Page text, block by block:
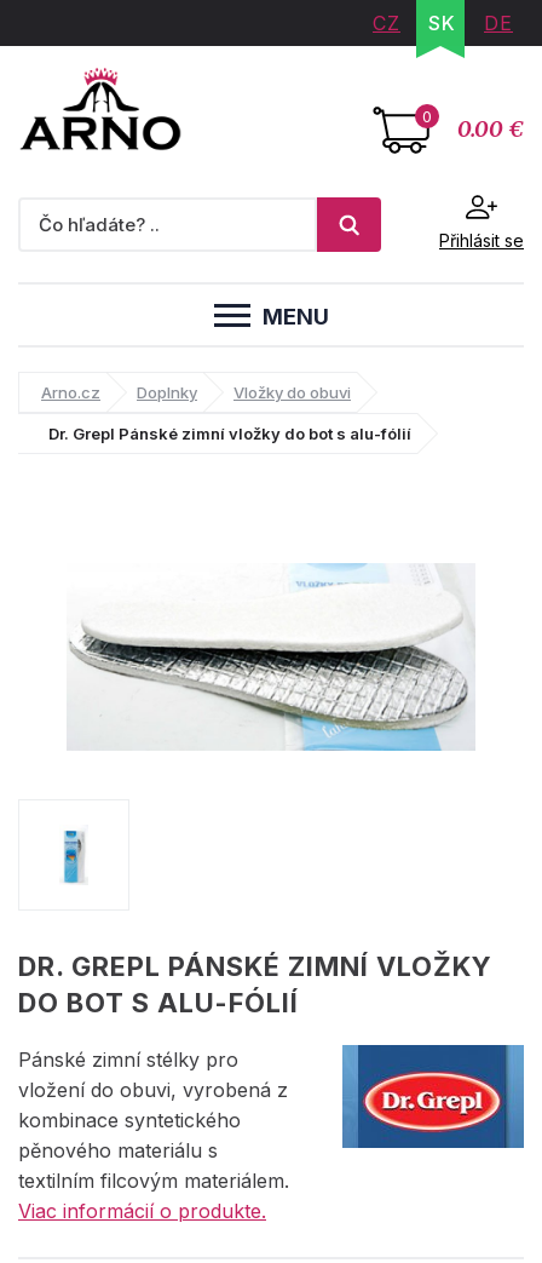
CZ SK DE
0 0.00 €
Přihlásit se
MENU
Arno.cz Doplnky Vložky do obuvi
Dr. Grepl Pánské zimní vložky do bot s alu-fólií
DR. GREPL PÁNSKÉ ZIMNÍ VLOŽKY
DO BOT S ALU-FÓLIÍ
Pánské zimní stélky pro
vložení do obuvi, vyrobená z
kombinace syntetického
pěnového materiálu s
textilním filcovým materiálem.
Viac informácií o produkte.